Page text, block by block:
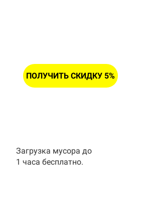
ПОЛУЧИТЬ СКИДКУ 5%
Загрузка мусора до
1 часа бесплатно.